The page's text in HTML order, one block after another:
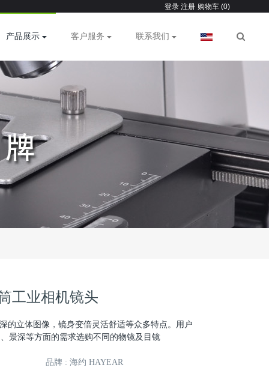
登录 注册 购物车 (0)
产品展示 客户服务 联系我们
工业相机镜头
的立体图像，镜身变倍灵活舒适等众多特点。用户
景深等方面的需求选购不同的物镜及目镜
品牌 : 海约 HAYEAR